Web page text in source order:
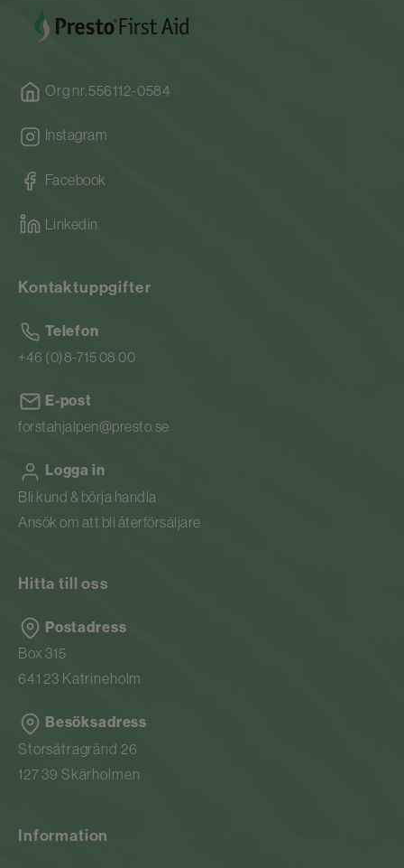
Org nr.556112-0584
Instagram
Facebook
Linkedin
Kontaktuppgifter
Telefon
+46 (0)8-715 08 00
E-post
forstahjalpen@presto.se
Logga in
Bli kund & börja handla
Ansök om att bli återförsäljare
Hitta till oss
Postadress
Box 315
641 23 Katrineholm
Besöksadress
Storsätragränd 26
127 39 Skärholmen
Information